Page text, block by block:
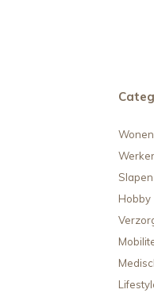
Wonen
Slapen
Hobby